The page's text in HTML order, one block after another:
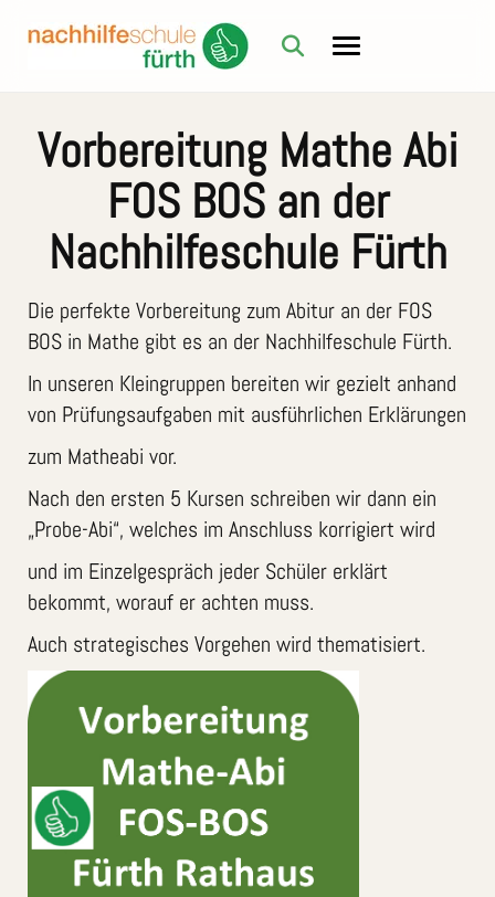
Vorbereitung Mathe Abi
FOS BOS an der
Nachhilfeschule Fürth
Die perfekte Vorbereitung zum Abitur an der FOS
BOS in Mathe gibt es an der Nachhilfeschule Fürth.
In unseren Kleingruppen bereiten wir gezielt anhand
von Prüfungsaufgaben mit ausführlichen Erklärungen
zum Matheabi vor.
Nach den ersten 5 Kursen schreiben wir dann ein
„Probe-Abi“, welches im Anschluss korrigiert wird
und im Einzelgespräch jeder Schüler erklärt
bekommt, worauf er achten muss.
Auch strategisches Vorgehen wird thematisiert.